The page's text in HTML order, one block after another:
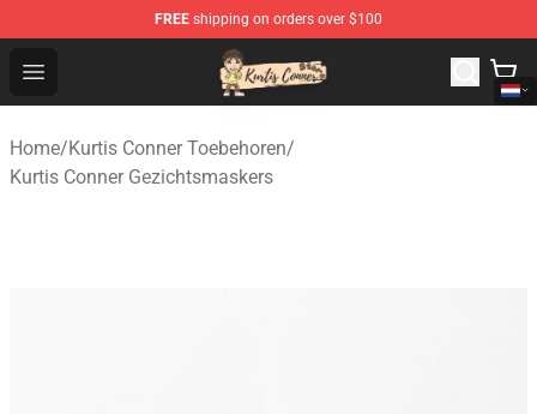
FREE shipping on orders over $100
Open menu
Kurtis Conner Store - Official Kurtis Conner Merchandise
Home/Kurtis Conner Toebehoren/
Kurtis Conner Gezichtsmaskers